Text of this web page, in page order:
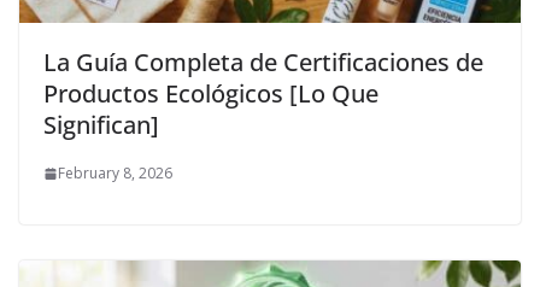
La Guía Completa de Certificaciones de
Productos Ecológicos [Lo Que
Significan]
February 8, 2026